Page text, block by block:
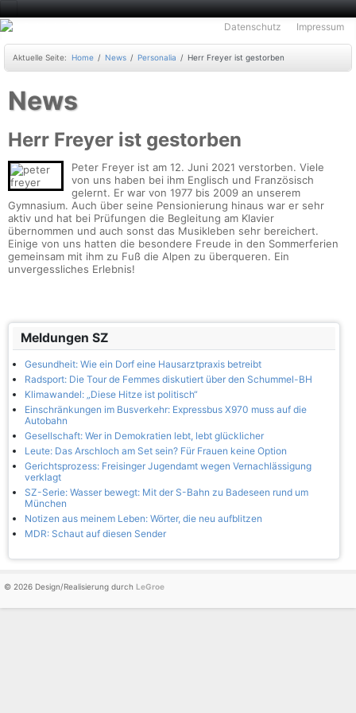
Datenschutz Impressum
Aktuelle Seite: Home News Personalia Herr Freyer ist gestorben
News
Herr Freyer ist gestorben
Peter Freyer ist am 12. Juni 2021 verstorben. Viele
von uns haben bei ihm Englisch und Französisch
gelernt. Er war von 1977 bis 2009 an unserem
Gymnasium. Auch über seine Pensionierung hinaus war er sehr
aktiv und hat bei Prüfungen die Begleitung am Klavier
übernommen und auch sonst das Musikleben sehr bereichert.
Einige von uns hatten die besondere Freude in den Sommerferien
gemeinsam mit ihm zu Fuß die Alpen zu überqueren. Ein
unvergessliches Erlebnis!
Meldungen SZ
Gesundheit: Wie ein Dorf eine Hausarztpraxis betreibt
Radsport: Die Tour de Femmes diskutiert über den Schummel-BH
Klimawandel: „Diese Hitze ist politisch“
Einschränkungen im Busverkehr: Expressbus X970 muss auf die
Autobahn
Gesellschaft: Wer in Demokratien lebt, lebt glücklicher
Leute: Das Arschloch am Set sein? Für Frauen keine Option
Gerichtsprozess: Freisinger Jugendamt wegen Vernachlässigung
verklagt
SZ-Serie: Wasser bewegt: Mit der S-Bahn zu Badeseen rund um
München
Notizen aus meinem Leben: Wörter, die neu aufblitzen
MDR: Schaut auf diesen Sender
© 2026 Design/Realisierung durch LeGroe